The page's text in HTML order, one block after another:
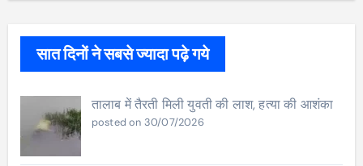
सात दिनों ने सबसे ज्यादा पढ़े गये
तालाब में तैरती मिली युवती की लाश, हत्या की आशंका
posted on 30/07/2026